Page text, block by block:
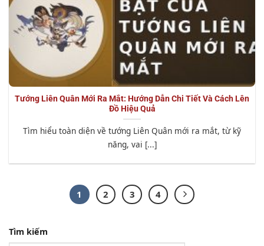
Tướng Liên Quân Mới Ra Mắt: Hướng Dẫn Chi Tiết Và Cách Lên
Đồ Hiệu Quả
Tìm hiểu toàn diện về tướng Liên Quân mới ra mắt, từ kỹ
năng, vai [...]
1 2 3 4
Tìm kiếm